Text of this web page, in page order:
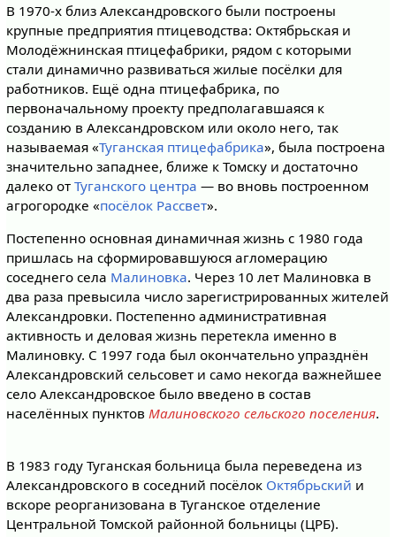
В 1970-х близ Александровского были построены
крупные предприятия птицеводства: Октябрьская и
Молодёжнинская птицефабрики, рядом с которыми
стали динамично развиваться жилые посёлки для
работников. Ещё одна птицефабрика, по
первоначальному проекту предполагавшаяся к
созданию в Александровском или около него, так
называемая «Туганская птицефабрика», была построена
значительно западнее, ближе к Томску и достаточно
далеко от Туганского центра — во вновь построенном
агрогородке «посёлок Рассвет».
Постепенно основная динамичная жизнь с 1980 года
пришлась на сформировавшуюся агломерацию
соседнего села Малиновка. Через 10 лет Малиновка в
два раза превысила число зарегистрированных жителей
Александровки. Постепенно административная
активность и деловая жизнь перетекла именно в
Малиновку. С 1997 года был окончательно упразднён
Александровский сельсовет и само некогда важнейшее
село Александровское было введено в состав
населённых пунктов Малиновского сельского поселения.
В 1983 году Туганская больница была переведена из
Александровского в соседний посёлок Октябрьский и
вскоре реорганизована в Туганское отделение
Центральной Томской районной больницы (ЦРБ).